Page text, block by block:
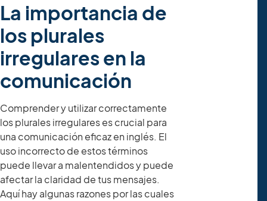
La importancia de
los plurales
irregulares en la
comunicación
Comprender y utilizar correctamente
los plurales irregulares es crucial para
una comunicación eficaz en inglés. El
uso incorrecto de estos términos
puede llevar a malentendidos y puede
afectar la claridad de tus mensajes.
Aquí hay algunas razones por las cuales